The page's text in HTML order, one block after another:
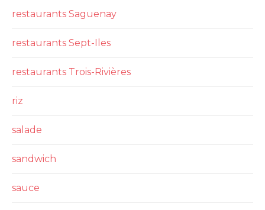
restaurants Saguenay
restaurants Sept-Iles
restaurants Trois-Rivières
riz
salade
sandwich
sauce